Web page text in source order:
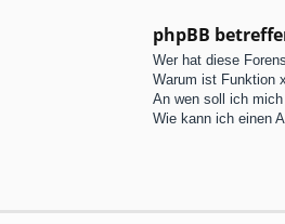
phpBB
Wer hat diese
Warum ist Funktion
An wen soll ich
Wie kann ich einen